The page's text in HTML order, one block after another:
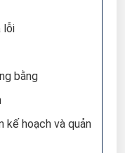
lỗi
bằng
kế hoạch và quản